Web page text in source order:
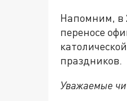
Напомним, в
переносе
праздников.
Уважаемые